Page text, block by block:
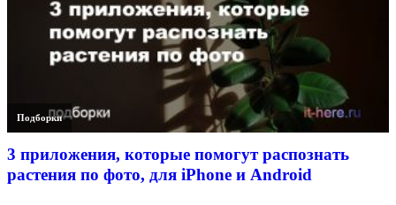
Подборки
3 приложения, которые помогут распознать
растения по фото, для iPhone и Android